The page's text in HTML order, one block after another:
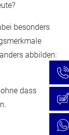
besonders
abbilden:
dass